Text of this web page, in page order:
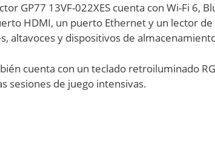
GP77 13VF-022XES cuenta con Wi-Fi 6,
HDMI, un puerto Ethernet y un lector
altavoces y dispositivos de
cuenta con un teclado retroiluminado
sesiones de juego intensivas.